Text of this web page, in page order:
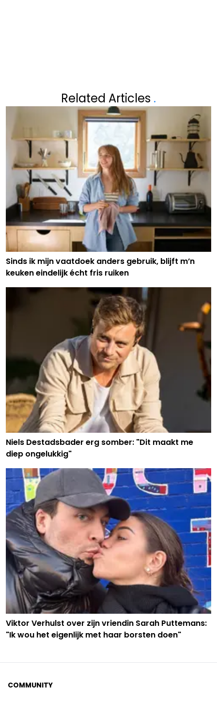
Related Articles .
Sinds ik mijn vaatdoek anders gebruik, blijft m’n
keuken eindelijk écht fris ruiken
Niels Destadsbader erg somber: "Dit maakt me
diep ongelukkig"
Viktor Verhulst over zijn vriendin Sarah Puttemans:
"Ik wou het eigenlijk met haar borsten doen"
COMMUNITY